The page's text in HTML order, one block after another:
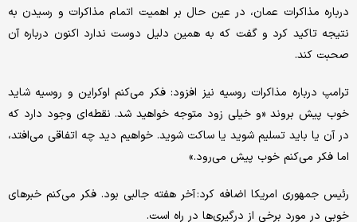
درباره مذاکرات عمان، در عین حال بر اهمیت اتمام مذاکرات و رسیدن به
نتیجه تاکید کرد و گفت که به همین دلیل دوست ندارد اکنون درباره آن
صحبت کند.
ترامپ درباره مذاکرات روسیه نیز افزود: فکر می‌کنم اوکراین و روسیه شاید
خوب پیش بروند «و خیلی زود متوجه خواهید شد. نقطه‌ای وجود دارد که
در آن یا باید تسلیم شوید یا ساکت شوید. خواهیم دید چه اتفاقی می‌افتد،
اما فکر می‌کنم خوب پیش می‌رود.»
رئیس جمهوری امریکا اضافه کرد: آخر هفته جالبی بود. فکر می‌کنم خبرهای
خوبی در مورد برخی از درگیری‌ها در راه است.